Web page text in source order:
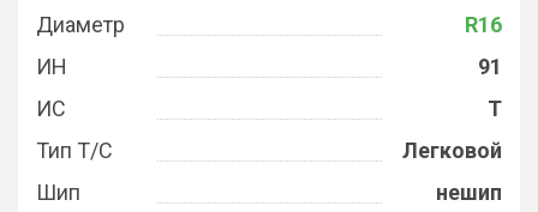
Диаметр
R16
ИН
91
ИС
T
Тип Т/С
Легковой
Шип
нешип